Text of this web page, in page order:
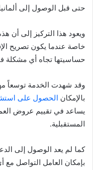
حتى قبل الوصول إلى
ويعود هذا التركيز إلى أن
خاصة عندما يكون تصريح
حساسيتها تجاه أي مشكلة
وقد شهدت الخدمة توسعاً
بالإمكان الحصول على
يساعد في تقييم عروض
المستقبلية.
كما لم يعد الوصول إلى
بإمكان العامل التواصل مع